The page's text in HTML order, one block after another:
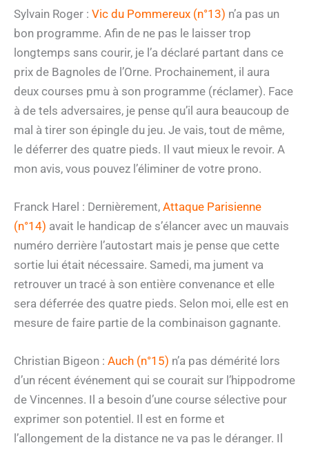
Sylvain Roger : Vic du Pommereux (n°13) n’a pas un
bon programme. Afin de ne pas le laisser trop
longtemps sans courir, je l’a déclaré partant dans ce
prix de Bagnoles de l’Orne. Prochainement, il aura
deux courses pmu à son programme (réclamer). Face
à de tels adversaires, je pense qu’il aura beaucoup de
mal à tirer son épingle du jeu. Je vais, tout de même,
le déferrer des quatre pieds. Il vaut mieux le revoir. A
mon avis, vous pouvez l’éliminer de votre prono.
Franck Harel : Dernièrement, Attaque Parisienne
(n°14) avait le handicap de s’élancer avec un mauvais
numéro derrière l’autostart mais je pense que cette
sortie lui était nécessaire. Samedi, ma jument va
retrouver un tracé à son entière convenance et elle
sera déferrée des quatre pieds. Selon moi, elle est en
mesure de faire partie de la combinaison gagnante.
Christian Bigeon : Auch (n°15) n’a pas démérité lors
d’un récent événement qui se courait sur l’hippodrome
de Vincennes. Il a besoin d’une course sélective pour
exprimer son potentiel. Il est en forme et
l’allongement de la distance ne va pas le déranger. Il